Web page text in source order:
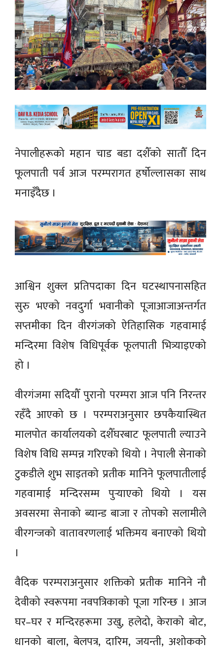
नेपालीहरूको महान चाड बडा दशैँको सातौँ दिन
फूलपाती पर्व आज परम्परागत हर्षोल्लासका साथ
मनाइँदैछ ।
आश्विन शुक्ल प्रतिपदाका दिन घटस्थापनासहित
सुरु भएको नवदुर्गा भवानीको पूजाआजाअन्तर्गत
सप्तमीका दिन वीरगंजको ऐतिहासिक गहवामाई
मन्दिरमा विशेष विधिपूर्वक फूलपाती भित्र्याइएको
हो ।
वीरगंजमा सदियौँ पुरानो परम्परा आज पनि निरन्तर
रहँदै आएको छ । परम्पराअनुसार छपकैयास्थित
मालपोत कार्यालयको दशैँघरबाट फूलपाती ल्याउने
विशेष विधि सम्पन्न गरिएको थियो । नेपाली सेनाको
टुकडीले शुभ साइतको प्रतीक मानिने फूलपातीलाई
गहवामाई मन्दिरसम्म पुर्‍याएको थियो । यस
अवसरमा सेनाको ब्यान्ड बाजा र तोपको सलामीले
वीरगन्जको वातावरणलाई भक्तिमय बनाएको थियो
।
वैदिक परम्पराअनुसार शक्तिको प्रतीक मानिने नौ
देवीको स्वरूपमा नवपत्रिकाको पूजा गरिन्छ । आज
घर–घर र मन्दिरहरूमा उखु, हलेदो, केराको बोट,
धानको बाला, बेलपत्र, दारिम, जयन्ती, अशोकको